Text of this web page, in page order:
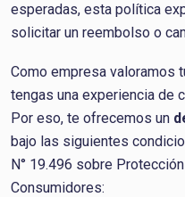
esperadas, esta política
solicitar un reembolso o
Como empresa valoramos
tengas una experiencia de
Por eso, te ofrecemos un
bajo las siguientes
N° 19.496 sobre
Consumidores: